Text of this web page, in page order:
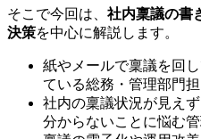
そこで今回は、 社内稟議の書
決策を中心に解説します。
紙やメールで稟議を回
ている総務・管理部門
社内の稟議状況が見え
分からないことに悩む